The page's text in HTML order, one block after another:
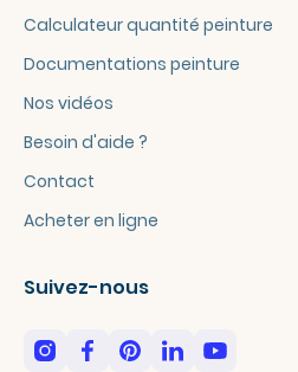
Calculateur quantité peinture
Documentations peinture
Nos vidéos
Besoin d'aide ?
Contact
Acheter en ligne
Suivez-nous